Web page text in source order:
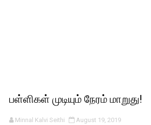
பள்ளிகள் முடியும் நேரம் மாறுது!
Minnal Kalvi Seithi August 19, 2019